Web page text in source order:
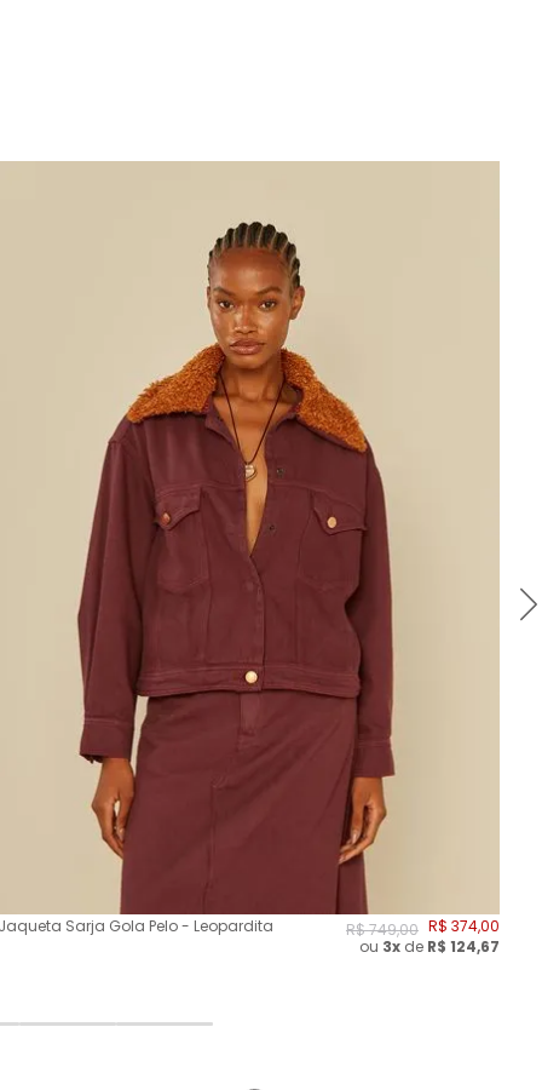
Jaqueta Sarja Gola Pelo - Leopardita R$749,00 R$ 374,00
ou 3xde R$ 124,67